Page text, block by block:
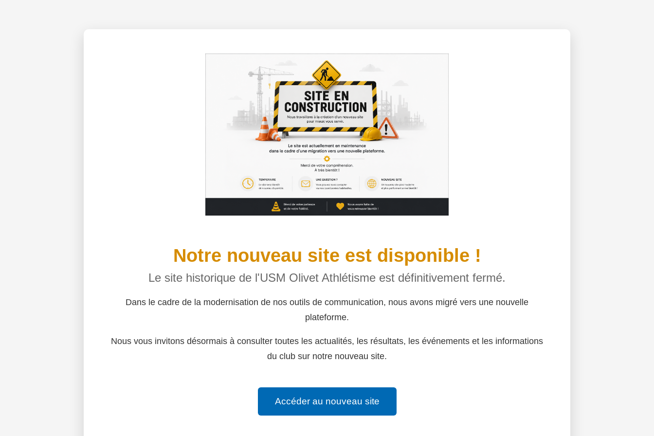
Notre nouveau site est disponible !
Le site historique de l'USM Olivet Athlétisme est définitivement fermé.
Dans le cadre de la modernisation de nos outils de communication, nous avons migré vers une nouvelle
plateforme.
Nous vous invitons désormais à consulter toutes les actualités, les résultats, les événements et les informations
du club sur notre nouveau site.
Accéder au nouveau site